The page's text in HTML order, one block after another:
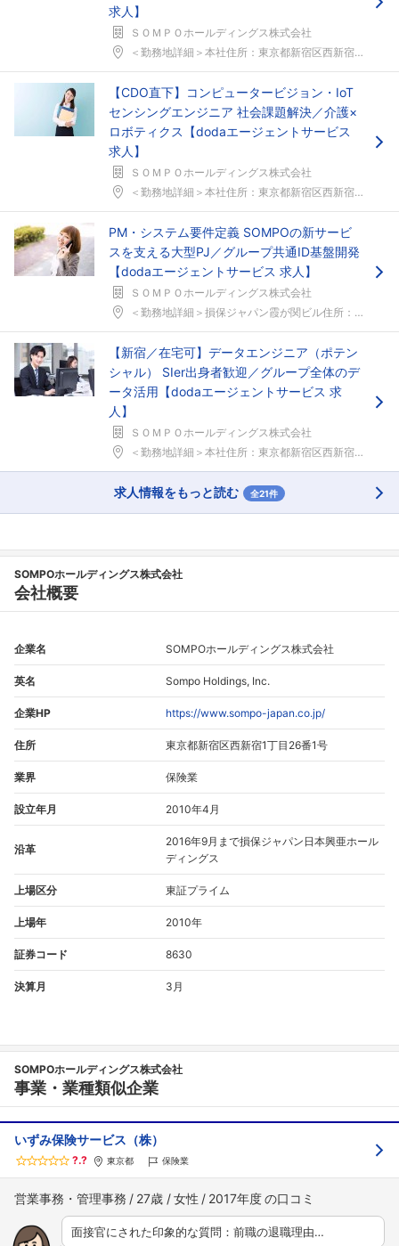
フォローしました
こちらの企業もフォローしませんか？
求人】
ＳＯＭＰＯホールディングス株式会社
＜勤務地詳細＞本社住所：東京都新宿区西新宿1-26...
【CDO直下】コンピュータービジョン・IoT
センシングエンジニア 社会課題解決／介護×
ロボティクス【dodaエージェントサービス
求人】
ＳＯＭＰＯホールディングス株式会社
＜勤務地詳細＞本社住所：東京都新宿区西新宿1-26...
PM・システム要件定義 SOMPOの新サービ
スを支える大型PJ／グループ共通ID基盤開発
【dodaエージェントサービス 求人】
ＳＯＭＰＯホールディングス株式会社
＜勤務地詳細＞損保ジャパン霞が関ビル住所：東京都千...
【新宿／在宅可】データエンジニア（ポテン
シャル） SIer出身者歓迎／グループ全体のデ
ータ活用【dodaエージェントサービス 求
人】
ＳＯＭＰＯホールディングス株式会社
＜勤務地詳細＞本社住所：東京都新宿区西新宿1-26...
求人情報をもっと読む 全21件
SOMPOホールディングス株式会社
会社概要
企業名 SOMPOホールディングス株式会社
英名 Sompo Holdings, Inc.
企業HP https://www.sompo-japan.co.jp/
住所 東京都新宿区西新宿1丁目26番1号
業界 保険業
設立年月 2010年4月
沿革
2016年9月まで損保ジャパン日本興亜ホール
ディングス
上場区分 東証プライム
上場年 2010年
証券コード 8630
決算月 3月
SOMPOホールディングス株式会社
事業・業種類似企業
いずみ保険サービス（株）
?.? 東京都 保険業
営業事務・管理事務 27歳 女性 2017年度
面接官にされた印象的な質問：前職の退職理由…